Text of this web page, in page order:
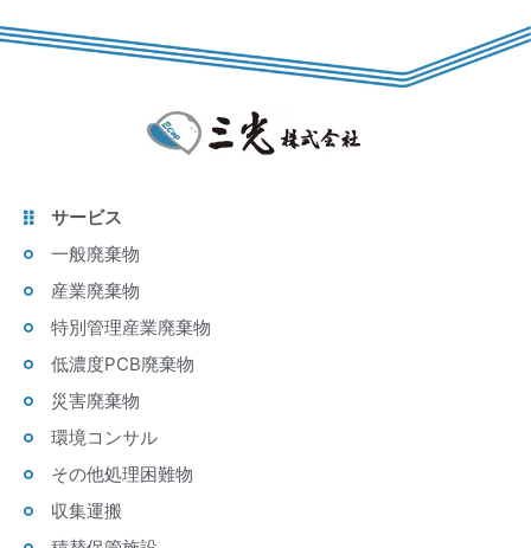
サービス
一般廃棄物
産業廃棄物
特別管理産業廃棄物
低濃度PCB廃棄物
災害廃棄物
環境コンサル
その他処理困難物
収集運搬